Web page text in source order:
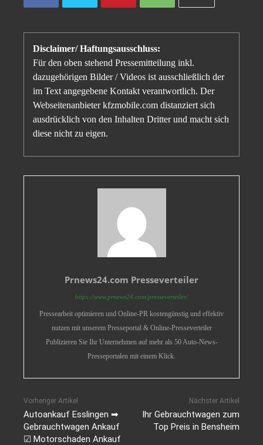
Disclaimer/ Haftungsausschluss:
Für den oben stehend Pressemitteilung inkl.
dazugehörigen Bilder / Videos ist ausschließlich der
im Text angegebene Kontakt verantwortlich. Der
Webseitenanbieter kfzmobile.com distanziert sich
ausdrücklich von den Inhalten Dritter und macht sich
diese nicht zu eigen.
Prnews24.com Presseverteiler
https://www.prnews24.com/presseverteiler/
Pressearbeit optimieren und Online-PR kostengünstig und effektiv
nutzen mit unserem Presseportal & Online-Presseverteiler
Publizieren Sie Ihr Unternehmen auf mehr als 50 Auto-News-
Presseportalen mit einem Klick.
Vorheriger Artikel
Autoankauf Esslingen ➡
Gebrauchtwagen Ankauf
☑ Motorschaden Ankauf
Nächster Artikel
Ihr Gebrauchtwagen zum
Top Preis in Bensheim